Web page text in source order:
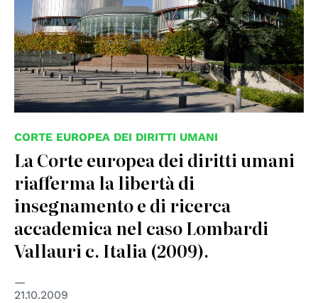
CORTE EUROPEA DEI DIRITTI UMANI
La Corte europea dei diritti umani
riafferma la libertà di
insegnamento e di ricerca
accademica nel caso Lombardi
Vallauri c. Italia (2009).
21.10.2009